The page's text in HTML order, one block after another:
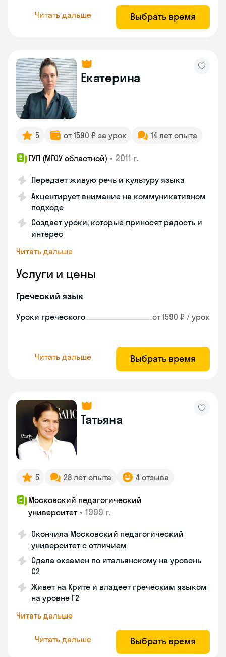
Читать дальше Выбрать время
Екатерина
5 от 1590 ₽ за урок 14 лет опыта
ГУП (МГОУ областной) • 2011 г.
Передает живую речь и культуру языка
Акцентирует внимание на коммуникативном
подходе
Создает уроки, которые приносят радость и
интерес
Читать дальше
Услуги и цены
Греческий язык
Уроки греческого от 1590 ₽ / урок
Читать дальше Выбрать время
Татьяна
5 28 лет опыта 4 отзыва
Московский педагогический
университет • 1999 г.
Окончила Московский педагогический
университет с отличием
Сдала экзамен по итальянскому на уровень
С2
Живет на Крите и владеет греческим языком
на уровне Г2
Читать дальше
Читать дальше Выбрать время